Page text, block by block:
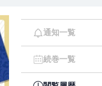
通知一覧
続巻一覧